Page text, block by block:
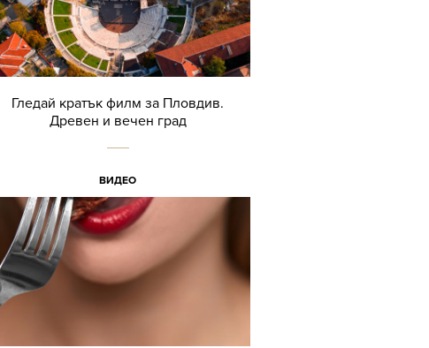
Гледай кратък филм за Пловдив.
Древен и вечен град
ВИДЕО